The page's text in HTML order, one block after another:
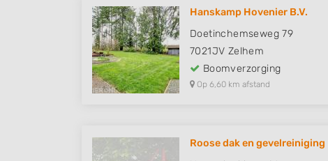
Hanskamp Hovenier B.V.
Doetinchemseweg 79
7021JV Zelhem
Boomverzorging
Op 6,60 km afstand
Roose dak en gevelreiniging